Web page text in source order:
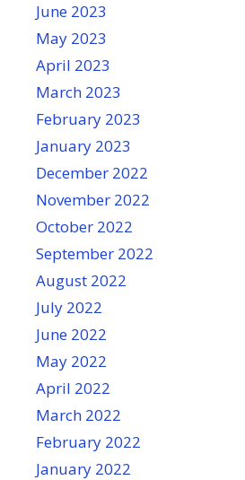
June 2023
May 2023
April 2023
March 2023
February 2023
January 2023
December 2022
November 2022
October 2022
September 2022
August 2022
July 2022
June 2022
May 2022
April 2022
March 2022
February 2022
January 2022